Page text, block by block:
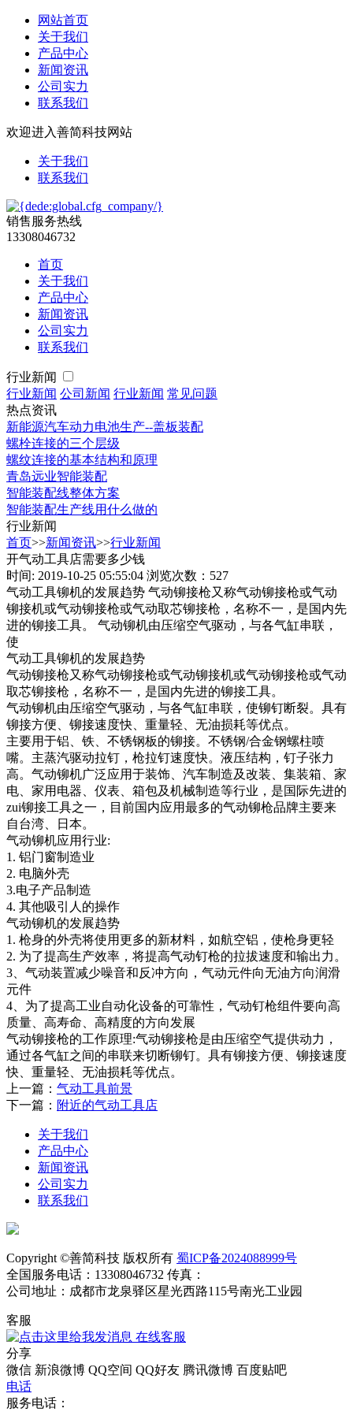
网站首页
关于我们
产品中心
新闻资讯
公司实力
联系我们
欢迎进入善简科技网站
关于我们
联系我们
销售服务热线
13308046732
首页
关于我们
产品中心
新闻资讯
公司实力
联系我们
行业新闻
行业新闻 公司新闻 行业新闻 常见问题
热点资讯
新能源汽车动力电池生产--盖板装配
螺栓连接的三个层级
螺纹连接的基本结构和原理
青岛远业智能装配
智能装配线整体方案
智能装配生产线用什么做的
行业新闻
首页>>新闻资讯>>行业新闻
开气动工具店需要多少钱
时间: 2019-10-25 05:55:04 浏览次数：527
气动工具铆机的发展趋势 气动铆接枪又称气动铆接枪或气动
铆接机或气动铆接枪或气动取芯铆接枪，名称不一，是国内先
进的铆接工具。 气动铆机由压缩空气驱动，与各气缸串联，
使
气动工具铆机的发展趋势
气动铆接枪又称气动铆接枪或气动铆接机或气动铆接枪或气动
取芯铆接枪，名称不一，是国内先进的铆接工具。
气动铆机由压缩空气驱动，与各气缸串联，使铆钉断裂。具有
铆接方便、铆接速度快、重量轻、无油损耗等优点。
主要用于铝、铁、不锈钢板的铆接。不锈钢/合金钢螺柱喷
嘴。主蒸汽驱动拉钉，枪拉钉速度快。液压结构，钉子张力
高。气动铆机广泛应用于装饰、汽车制造及改装、集装箱、家
电、家用电器、仪表、箱包及机械制造等行业，是国际先进的
zui铆接工具之一，目前国内应用最多的气动铆枪品牌主要来
自台湾、日本。
气动铆机应用行业:
1. 铝门窗制造业
2. 电脑外壳
3.电子产品制造
4. 其他吸引人的操作
气动铆机的发展趋势
1. 枪身的外壳将使用更多的新材料，如航空铝，使枪身更轻
2. 为了提高生产效率，将提高气动钉枪的拉拔速度和输出力。
3、气动装置减少噪音和反冲方向，气动元件向无油方向润滑
元件
4、为了提高工业自动化设备的可靠性，气动钉枪组件要向高
质量、高寿命、高精度的方向发展
气动铆接枪的工作原理:气动铆接枪是由压缩空气提供动力，
通过各气缸之间的串联来切断铆钉。具有铆接方便、铆接速度
快、重量轻、无油损耗等优点。
上一篇： 气动工具前景
下一篇： 附近的气动工具店
关于我们
产品中心
新闻资讯
公司实力
联系我们
Copyright ©善简科技 版权所有 蜀ICP备2024088999号
全国服务电话：13308046732 传真：
公司地址：成都市龙泉驿区星光西路115号南光工业园
客服
在线客服
分享
微信 新浪微博 QQ空间 QQ好友 腾讯微博 百度贴吧
电话
服务电话：